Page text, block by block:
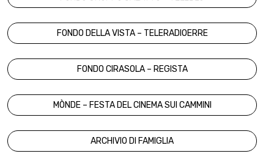
FONDO DELLA VISTA – TELERADIOERRE
FONDO CIRASOLA – REGISTA
MÒNDE – FESTA DEL CINEMA SUI CAMMINI
ARCHIVIO DI FAMIGLIA